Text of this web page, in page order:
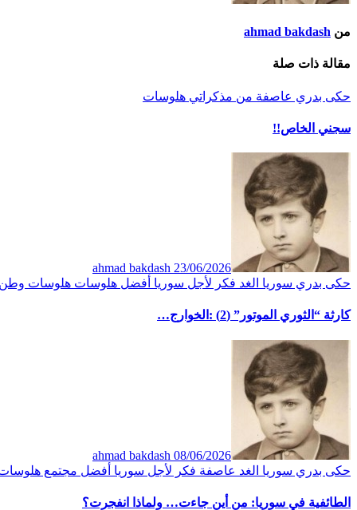
من ahmad bakdash
مقالة ذات صلة
حكى بدري عاصفة من مذكراتي هلوسات
سجني الخاص!!
ahmad bakdash 23/06/2026
حكى بدري سوريا الغد فكر لأجل سوريا أفضل هلوسات هلوسات وطن
كارثة “الثوري الموتور” (2) :الخوارج…
ahmad bakdash 08/06/2026
حكى بدري سوريا الغد عاصفة فكر لأجل سوريا أفضل مجتمع
الطائفية في سوريا: من أين جاءت… ولماذا انفجرت؟